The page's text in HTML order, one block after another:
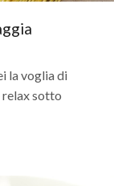
la voglia di
relax sotto